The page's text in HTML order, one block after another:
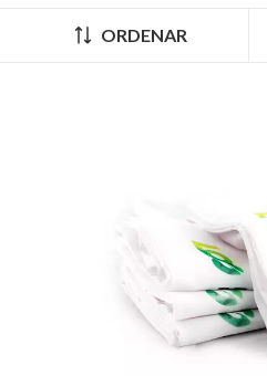
ORDENAR